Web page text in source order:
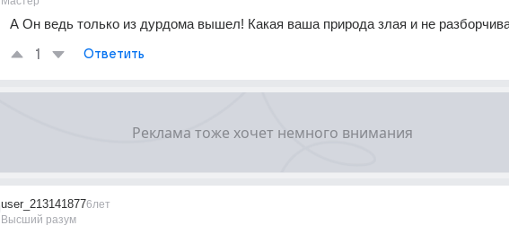
А Он ведь только из дурдома вышел! Какая ваша природа злая и не
1 Ответить
user_213141877
Высший разум
6лет